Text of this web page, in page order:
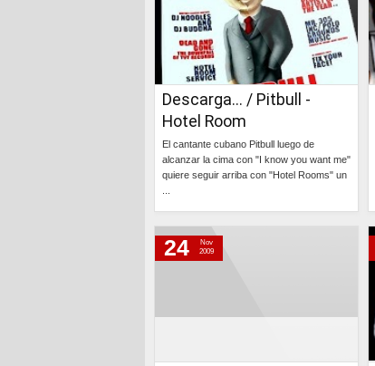
Descarga... / Pitbull -
Hotel Room
El cantante cubano Pitbull luego de
alcanzar la cima con "I know you want me"
quiere seguir arriba con "Hotel Rooms" un
24
Nov
2009